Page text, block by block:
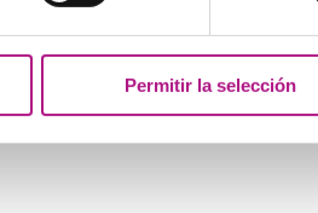
Permitir la selección
un obstáculo o barrera.
attacked the politicians– La
atacó a los políticos.